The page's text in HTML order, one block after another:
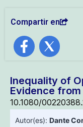
Compartir en
Inequality of
Evidence from
10.1080/
Autor(es): Dante